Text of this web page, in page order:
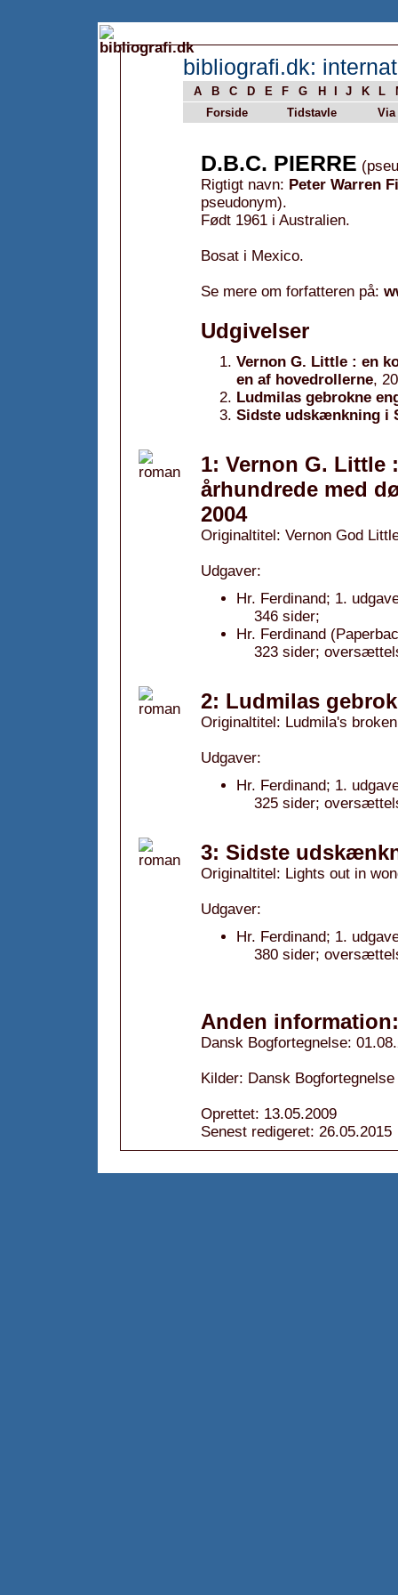
bibliografi.dk:
A B C D E F G H J K L
Forside
Tidstavle Via
D.B.C. PIERRE
Rigtigt navn: Peter Warren
pseudonym).
Født 1961 i Australien.
Bosat i Mexico.
Se mere om forfatteren på:
Udgivelser
Vernon G. Little : en
en af hovedrollerne,
Ludmilas gebrokne
Sidste udskænkning i
1: Vernon G. Little
århundrede med
2004
Originaltitel: Vernon God
Udgaver:
Hr. Ferdinand; 1.
346 sider;
Hr. Ferdinand
323 sider;
2: Ludmilas
Originaltitel: Ludmila's
Udgaver:
Hr. Ferdinand; 1.
325 sider;
3: Sidste
Originaltitel: Lights out in
Udgaver:
Hr. Ferdinand; 1.
380 sider;
Anden information:
Dansk Bogfortegnelse:
Kilder: Dansk Bogfortegnelse
Oprettet: 13.05.2009
Senest redigeret: 26.05.2015